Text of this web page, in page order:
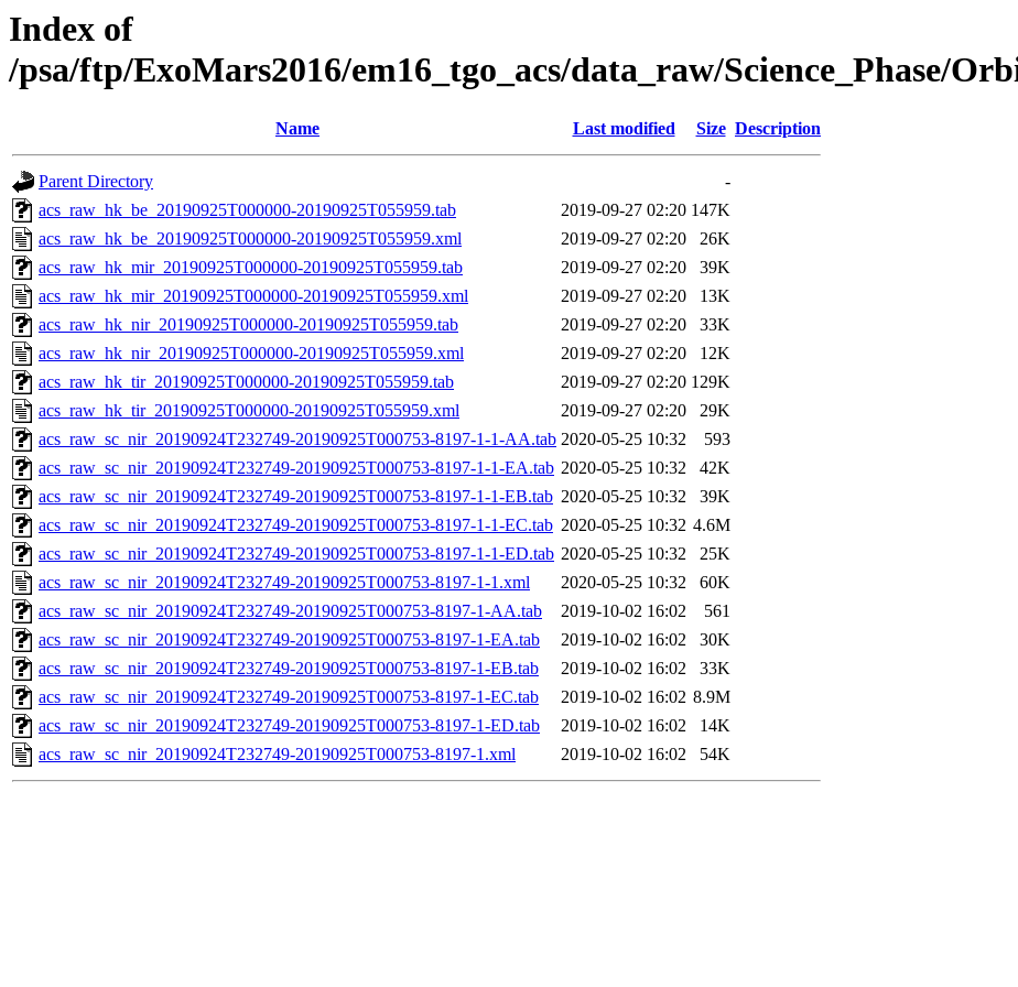
Index of
/psa/ftp/ExoMars2016/em16_tgo_acs/data_raw/Science_Phase/
Name Last modified Size Description
Parent Directory
-
acs_raw_hk_be_20190925T000000-20190925T055959.tab
2019-09-27 02:20 147K
acs_raw_hk_be_20190925T000000-20190925T055959.xml
2019-09-27 02:20
26K
acs_raw_hk_mir_20190925T000000-20190925T055959.tab
2019-09-27 02:20
39K
acs_raw_hk_mir_20190925T000000-20190925T055959.xml
2019-09-27 02:20
13K
acs_raw_hk_nir_20190925T000000-20190925T055959.tab
2019-09-27 02:20
33K
acs_raw_hk_nir_20190925T000000-20190925T055959.xml
2019-09-27 02:20
12K
acs_raw_hk_tir_20190925T000000-20190925T055959.tab
2019-09-27 02:20 129K
acs_raw_hk_tir_20190925T000000-20190925T055959.xml
2019-09-27 02:20
29K
acs_raw_sc_nir_20190924T232749-20190925T000753-8197-1-1-AA.tab 2020-05-25 10:32
593
acs_raw_sc_nir_20190924T232749-20190925T000753-8197-1-1-EA.tab 2020-05-25 10:32
42K
acs_raw_sc_nir_20190924T232749-20190925T000753-8197-1-1-EB.tab 2020-05-25 10:32
39K
acs_raw_sc_nir_20190924T232749-20190925T000753-8197-1-1-EC.tab 2020-05-25 10:32 4.6M
acs_raw_sc_nir_20190924T232749-20190925T000753-8197-1-1-ED.tab 2020-05-25 10:32
25K
acs_raw_sc_nir_20190924T232749-20190925T000753-8197-1-1.xml
2020-05-25 10:32
60K
acs_raw_sc_nir_20190924T232749-20190925T000753-8197-1-AA.tab
2019-10-02 16:02
561
acs_raw_sc_nir_20190924T232749-20190925T000753-8197-1-EA.tab
2019-10-02 16:02
30K
acs_raw_sc_nir_20190924T232749-20190925T000753-8197-1-EB.tab
2019-10-02 16:02
33K
acs_raw_sc_nir_20190924T232749-20190925T000753-8197-1-EC.tab
2019-10-02 16:02 8.9M
acs_raw_sc_nir_20190924T232749-20190925T000753-8197-1-ED.tab
2019-10-02 16:02
14K
acs_raw_sc_nir_20190924T232749-20190925T000753-8197-1.xml
2019-10-02 16:02 54K